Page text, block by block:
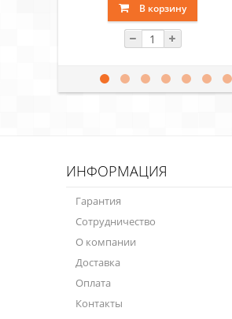
В корзину
ИНФОРМАЦИЯ
Гарантия
Сотрудничество
О компании
Доставка
Оплата
Контакты